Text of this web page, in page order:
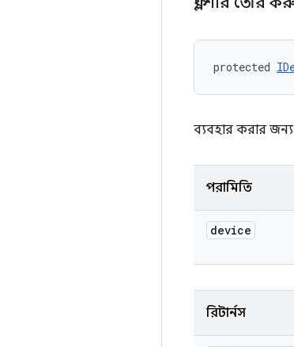
protected
ব্যবহার করার জন্য
পরামিতি
device
রিটার্নস